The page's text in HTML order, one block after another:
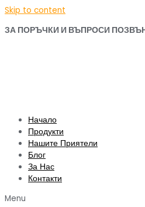
Skip to content
ЗА ПОРЪЧКИ И ВЪПРОСИ
Начало
Продукти
Нашите Приятели
Блог
За Нас
Контакти
Menu